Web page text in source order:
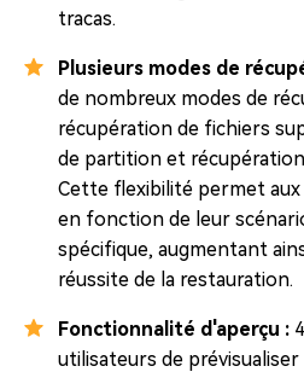
tracas.
Plusieurs modes de
de nombreux modes de
récupération de fichiers
de partition et
Cette flexibilité permet
en fonction de leur
spécifique, augmentant
réussite de la restauration.
Fonctionnalité d'aperçu :
utilisateurs de